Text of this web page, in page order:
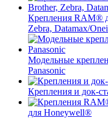
Крепления RAM®
Zebra, Datamax/
Модельные
Panasonic
Крепления и док-
для Honeywell®